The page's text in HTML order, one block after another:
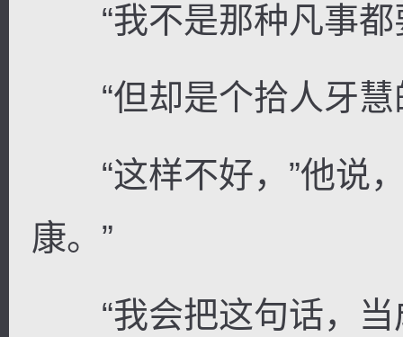
“我不是那种凡事都
“但却是个拾人牙慧
“这样不好，”他说，
康。”
“我会把这句话，当